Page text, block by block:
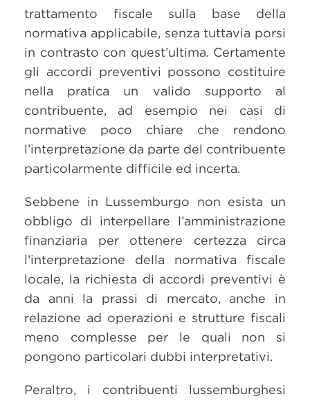
trattamento fiscale sulla base della
normativa applicabile, senza tuttavia porsi
in contrasto con quest’ultima. Certamente
gli accordi preventivi possono costituire
nella pratica un valido supporto al
contribuente, ad esempio nei casi di
normative poco chiare che rendono
l’interpretazione da parte del contribuente
particolarmente difficile ed incerta.
Sebbene in Lussemburgo non esista un
obbligo di interpellare l’amministrazione
finanziaria per ottenere certezza circa
l’interpretazione della normativa fiscale
locale, la richiesta di accordi preventivi è
da anni la prassi di mercato, anche in
relazione ad operazioni e strutture fiscali
meno complesse per le quali non si
pongono particolari dubbi interpretativi.
Peraltro, i contribuenti lussemburghesi